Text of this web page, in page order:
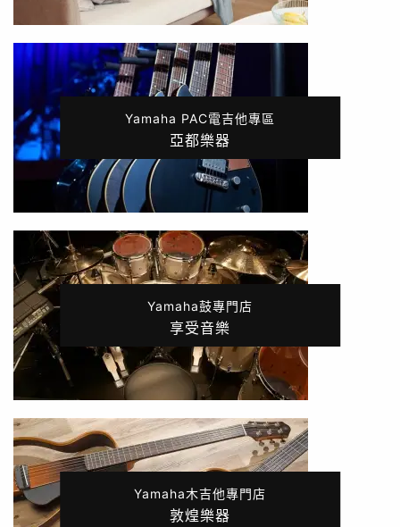
Yamaha PAC電吉他專區
亞都樂器
Yamaha鼓專門店
享受音樂
Yamaha木吉他專門店
敦煌樂器